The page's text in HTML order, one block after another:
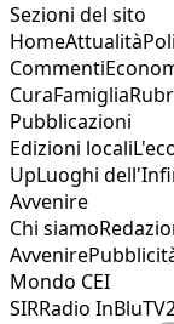
Sezioni del sito
HomeAttualità
Commenti
CuraFamiglia
Pubblicazioni
Edizioni locali
UpLuoghi
Avvenire
Chi siamo
Avvenire
Mondo CEI
SIRRadio InBlu